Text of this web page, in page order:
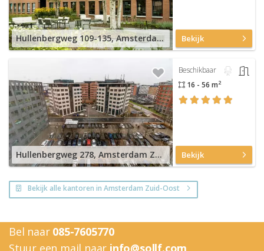
Hullenbergweg 109-135, Amsterdam Zuid-Oost Bekijk
Hullenbergweg 278, Amsterdam Zuid-Oost
Beschikbaar
16 - 56 m2
Bekijk
Bekijk alle kantoren in Amsterdam Zuid-Oost
Bel naar 085-7605770